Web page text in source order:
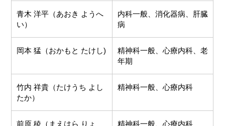
青木 洋平（あおき ようへ
い）
内科一般、消化器病、肝臓
病
岡本 猛（おかもと たけし)
精神科一般、心療内科、老
年期
竹内 祥貴（たけうち よし
たか）
精神科一般、心療内科
前原 稜（まえはら りょ
精神科一般、心療内科